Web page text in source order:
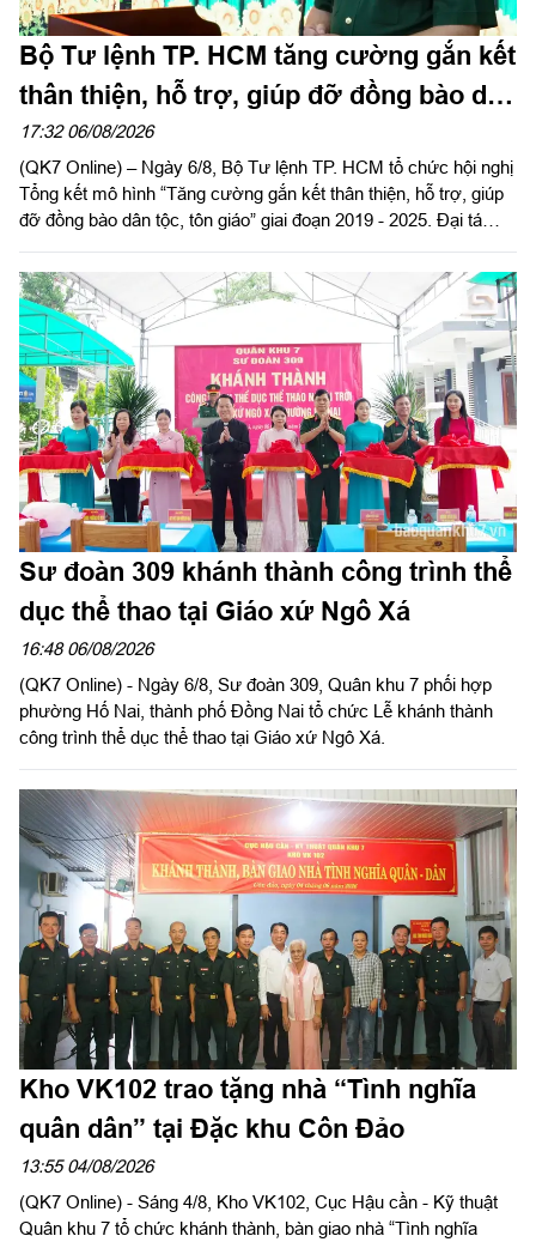
Bộ Tư lệnh TP. HCM tăng cường gắn kết
thân thiện, hỗ trợ, giúp đỡ đồng bào dân
tộc, tôn giáo
17:32 06/08/2026
(QK7 Online) – Ngày 6/8, Bộ Tư lệnh TP. HCM tổ chức hội nghị
Tổng kết mô hình “Tăng cường gắn kết thân thiện, hỗ trợ, giúp
đỡ đồng bào dân tộc, tôn giáo” giai đoạn 2019 - 2025. Đại tá
đạo hội nghị.
Sư đoàn 309 khánh thành công trình thể
dục thể thao tại Giáo xứ Ngô Xá
16:48 06/08/2026
(QK7 Online) - Ngày 6/8, Sư đoàn 309, Quân khu 7 phối hợp
phường Hố Nai, thành phố Đồng Nai tổ chức Lễ khánh thành
công trình thể dục thể thao tại Giáo xứ Ngô Xá.
Kho VK102 trao tặng nhà “Tình nghĩa
quân dân” tại Đặc khu Côn Đảo
13:55 04/08/2026
(QK7 Online) - Sáng 4/8, Kho VK102, Cục Hậu cần - Kỹ thuật
Quân khu 7 tổ chức khánh thành, bàn giao nhà “Tình nghĩa